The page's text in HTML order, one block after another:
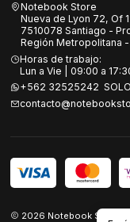
Notebook Store
Nueva de Lyon 72, Of
7510078 Santiago -
Región Metropolitana -
Horas de trabajo:
Lun a Vie | 09:00 a
+562 32525242
2026 Notebook Store.